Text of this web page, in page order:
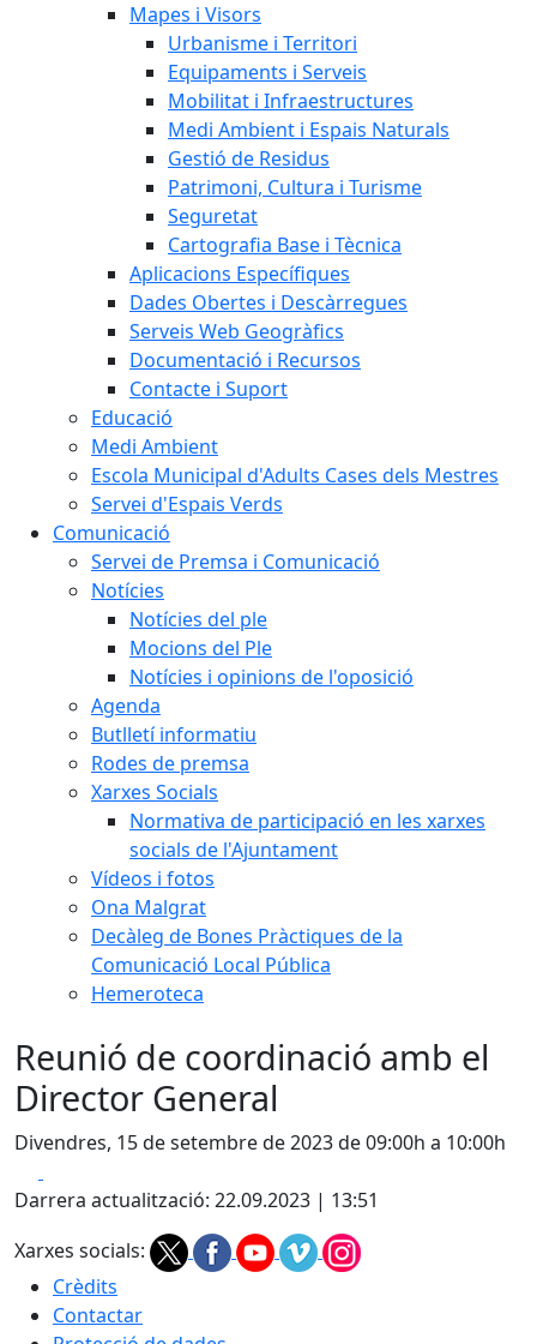
Mapes i Visors
Urbanisme i Territori
Equipaments i Serveis
Mobilitat i Infraestructures
Medi Ambient i Espais Naturals
Gestió de Residus
Patrimoni, Cultura i Turisme
Seguretat
Cartografia Base i Tècnica
Aplicacions Específiques
Dades Obertes i Descàrregues
Serveis Web Geogràfics
Documentació i Recursos
Contacte i Suport
Educació
Medi Ambient
Escola Municipal d'Adults Cases dels Mestres
Servei d'Espais Verds
Comunicació
Servei de Premsa i Comunicació
Notícies
Notícies del ple
Mocions del Ple
Notícies i opinions de l'oposició
Agenda
Butlletí informatiu
Rodes de premsa
Xarxes Socials
Normativa de participació en les xarxes
socials de l'Ajuntament
Vídeos i fotos
Ona Malgrat
Decàleg de Bones Pràctiques de la
Comunicació Local Pública
Hemeroteca
Reunió de coordinació amb el
Director General
Divendres, 15 de setembre de 2023 de 09:00h a 10:00h
Darrera actualització: 22.09.2023 | 13:51
Xarxes socials:
Crèdits
Contactar